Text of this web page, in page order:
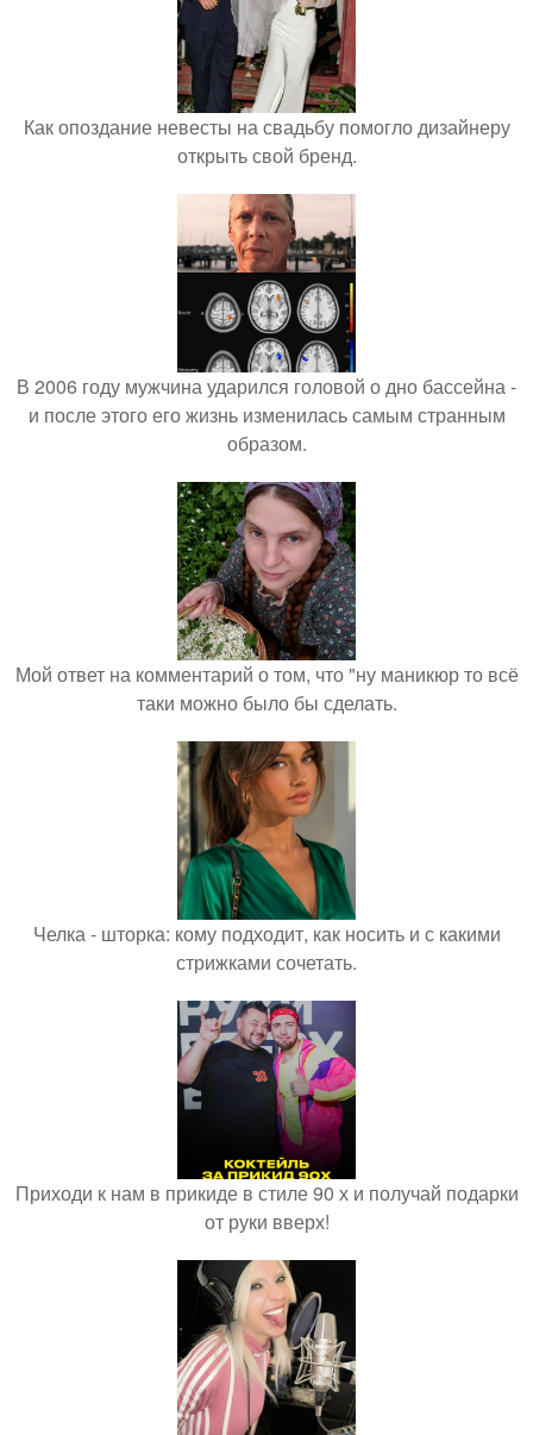
Как опоздание невесты на свадьбу помогло дизайнеру
открыть свой бренд.
В 2006 году мужчина ударился головой о дно бассейна -
и после этого его жизнь изменилась самым странным
образом.
Мой ответ на комментарий о том, что "ну маникюр то всё
таки можно было бы сделать.
Челка - шторка: кому подходит, как носить и с какими
стрижками сочетать.
Приходи к нам в прикиде в стиле 90 х и получай подарки
от руки вверх!